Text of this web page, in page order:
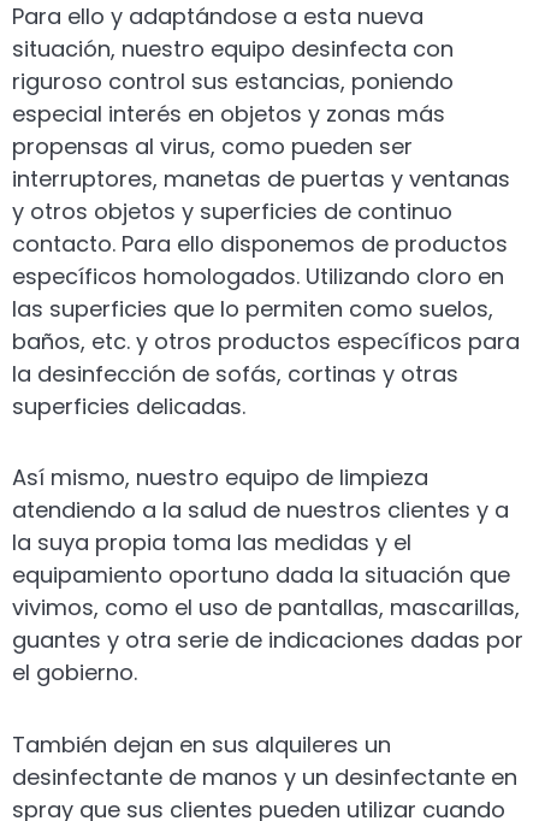
Para ello y adaptándose a esta nueva
situación, nuestro equipo desinfecta con
riguroso control sus estancias, poniendo
especial interés en objetos y zonas más
propensas al virus, como pueden ser
interruptores, manetas de puertas y ventanas
y otros objetos y superficies de continuo
contacto. Para ello disponemos de productos
específicos homologados. Utilizando cloro en
las superficies que lo permiten como suelos,
baños, etc. y otros productos específicos para
la desinfección de sofás, cortinas y otras
superficies delicadas.
Así mismo, nuestro equipo de limpieza
atendiendo a la salud de nuestros clientes y a
la suya propia toma las medidas y el
equipamiento oportuno dada la situación que
vivimos, como el uso de pantallas, mascarillas,
guantes y otra serie de indicaciones dadas por
el gobierno.
También dejan en sus alquileres un
desinfectante de manos y un desinfectante en
spray que sus clientes pueden utilizar cuando